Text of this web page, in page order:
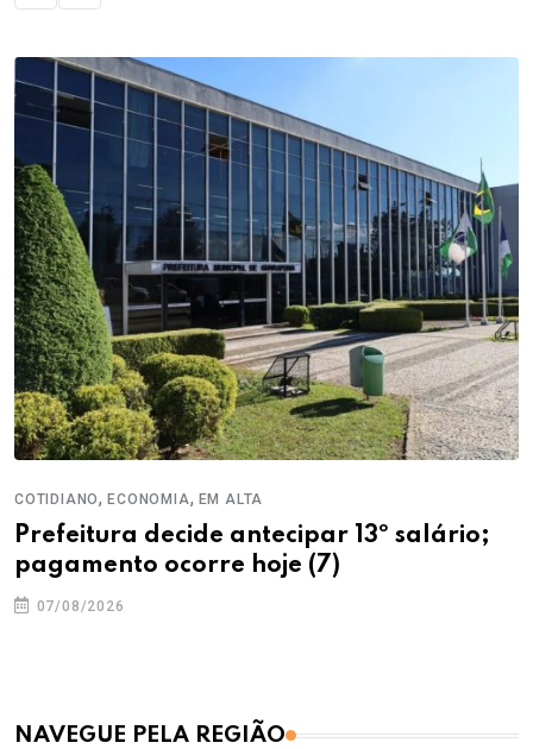
COTIDIANO,ECONOMIA, EM ALTA
Prefeitura decide antecipar 13º salário;
pagamento ocorre hoje (7)
07/08/2026
NAVEGUE PELA REGIÃO